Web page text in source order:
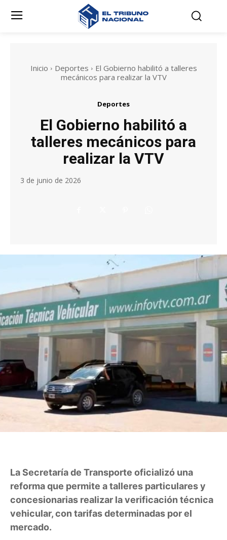
Inicio Deportes
El Gobierno habilitó a talleres
mecánicos para realizar la VTV
Deportes
El Gobierno habilitó a
talleres mecánicos para
realizar la VTV
3 de junio de 2026
La Secretaría de Transporte oficializó una
reforma que permite a talleres particulares y
concesionarias realizar la verificación técnica
vehicular, con tarifas determinadas por el
mercado.